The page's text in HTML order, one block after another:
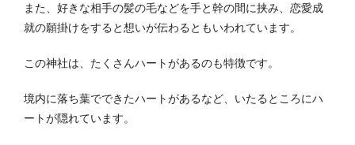
また、好きな相手の髪の毛などを手と幹の間に挟み、恋愛成
就の願掛けをすると想いが伝わるともいわれています。
この神社は、たくさんハートがあるのも特徴です。
境内に落ち葉でできたハートがあるなど、いたるところにハ
ートが隠れています。